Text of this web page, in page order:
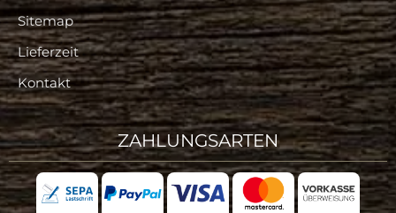
Sitemap
Lieferzeit
Kontakt
ZAHLUNGSARTEN